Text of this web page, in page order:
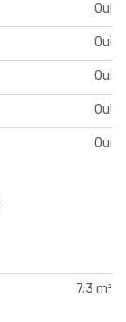
Oui
Oui
Oui
Oui
Oui
7.3 m²